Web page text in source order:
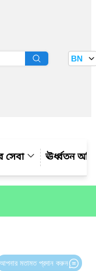
BN
সেবা ঊর্ধ্বতন
আপনার মতামত প্রদান করুন